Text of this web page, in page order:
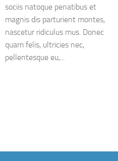
sociis natoque penatibus et
magnis dis parturient montes,
nascetur ridiculus mus. Donec
quam felis, ultricies nec,
pellentesque eu,...